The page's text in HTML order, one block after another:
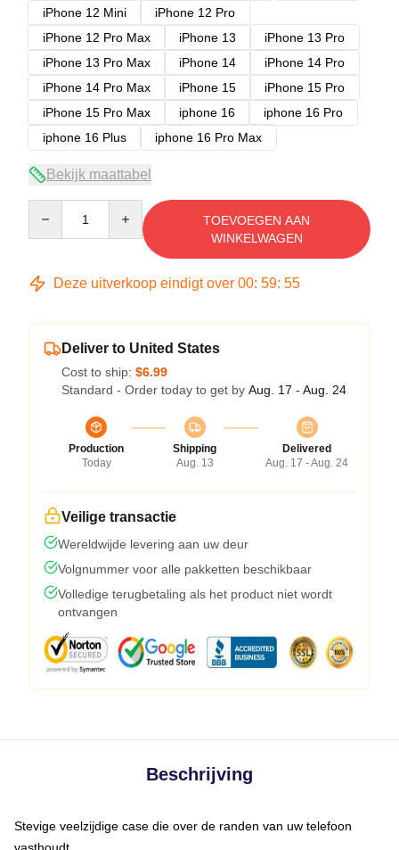
iPhone 12 Mini
iPhone 12 Pro
iPhone 12 Pro Max
iPhone 13
iPhone 13 Pro
iPhone 13 Pro Max
iPhone 14
iPhone 14 Pro
iPhone 14 Pro Max
iPhone 15
iPhone 15 Pro
iPhone 15 Pro Max
iphone 16
iphone 16 Pro
iphone 16 Plus
iphone 16 Pro Max
Bekijk maattabel
TOEVOEGEN AAN
WINKELWAGEN
Deze uitverkoop eindigt over 00: 59: 54
Deliver to United States
Cost to ship: $6.99
Standard - Order today to get by Aug. 17 - Aug. 24
Production
Today
Shipping
Aug. 13
Delivered
Aug. 17 - Aug. 24
Veilige transactie
Wereldwijde levering aan uw deur
Volgnummer voor alle pakketten beschikbaar
Volledige terugbetaling als het product niet wordt
ontvangen
Beschrijving
Stevige veelzijdige case die over de randen van uw telefoon
vasthoudt